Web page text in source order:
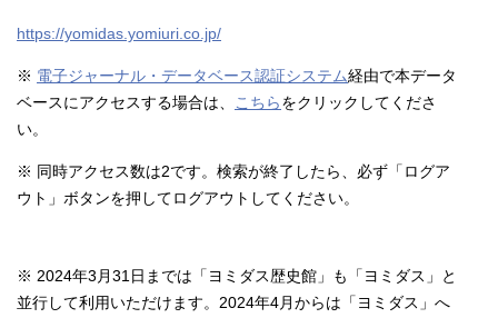
https://yomidas.yomiuri.co.jp/
※ 電子ジャーナル・データベース認証システム経由で本データ
ベースにアクセスする場合は、
こちらをクリックしてくださ
い。
※ 同時アクセス数は2です。検索が終了したら、必ず「ログア
ウト」ボタンを押してログアウトしてください。
※ 2024年3月31日までは「ヨミダス歴史館」も「ヨミダス」と
並行して利用いただけます。2024年4月からは「ヨミダス」へ